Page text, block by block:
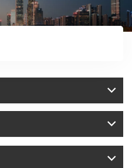
Русский
中文
Español